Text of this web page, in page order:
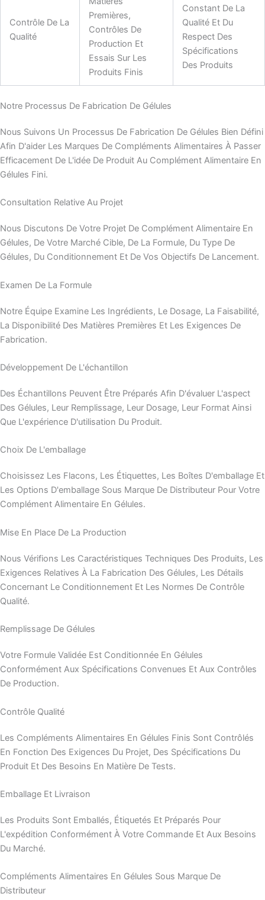
Contrôle De La
Qualité
Premières,
Contrôles De
Production Et
Essais Sur Les
Produits Finis
Constant De La
Qualité Et Du
Respect Des
Spécifications
Des Produits
Notre Processus De Fabrication De Gélules
Nous Suivons Un Processus De Fabrication De Gélules Bien Défini
Afin D'aider Les Marques De Compléments Alimentaires À Passer
Efficacement De L'idée De Produit Au Complément Alimentaire En
Gélules Fini.
Consultation Relative Au Projet
Nous Discutons De Votre Projet De Complément Alimentaire En
Gélules, De Votre Marché Cible, De La Formule, Du Type De
Gélules, Du Conditionnement Et De Vos Objectifs De Lancement.
Examen De La Formule
Notre Équipe Examine Les Ingrédients, Le Dosage, La Faisabilité,
La Disponibilité Des Matières Premières Et Les Exigences De
Fabrication.
Développement De L'échantillon
Des Échantillons Peuvent Être Préparés Afin D'évaluer L'aspect
Des Gélules, Leur Remplissage, Leur Dosage, Leur Format Ainsi
Que L'expérience D'utilisation Du Produit.
Choix De L'emballage
Choisissez Les Flacons, Les Étiquettes, Les Boîtes D'emballage Et
Les Options D'emballage Sous Marque De Distributeur Pour Votre
Complément Alimentaire En Gélules.
Mise En Place De La Production
Nous Vérifions Les Caractéristiques Techniques Des Produits, Les
Exigences Relatives À La Fabrication Des Gélules, Les Détails
Concernant Le Conditionnement Et Les Normes De Contrôle
Qualité.
Remplissage De Gélules
Votre Formule Validée Est Conditionnée En Gélules
Conformément Aux Spécifications Convenues Et Aux Contrôles
De Production.
Contrôle Qualité
Les Compléments Alimentaires En Gélules Finis Sont Contrôlés
En Fonction Des Exigences Du Projet, Des Spécifications Du
Produit Et Des Besoins En Matière De Tests.
Emballage Et Livraison
Les Produits Sont Emballés, Étiquetés Et Préparés Pour
L'expédition Conformément À Votre Commande Et Aux Besoins
Du Marché.
Compléments Alimentaires En Gélules Sous Marque De
Distributeur